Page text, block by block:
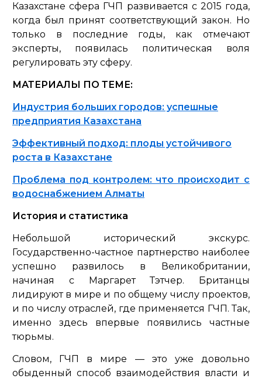
Казахстане сфера ГЧП развивается с 2015 года,
когда был принят соответствующий закон. Но
только в последние годы, как отмечают
эксперты, появилась политическая воля
регулировать эту сферу.
МАТЕРИАЛЫ ПО ТЕМЕ:
Индустрия больших городов: успешные
предприятия Казахстана
Эффективный подход: плоды устойчивого
роста в Казахстане
Проблема под контролем: что происходит с
водоснабжением Алматы
История и статистика
Небольшой исторический экскурс.
Государственно-частное партнерство наиболее
успешно развилось в Великобритании,
начиная с Маргарет Тэтчер. Британцы
лидируют в мире и по общему числу проектов,
и по числу отраслей, где применяется ГЧП. Так,
именно здесь впервые появились частные
тюрьмы.
Словом, ГЧП в мире — это уже довольно
обыденный способ взаимодействия власти и